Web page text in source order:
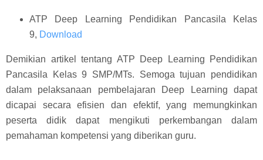
ATP Deep Learning Pendidikan Pancasila Kelas
9, Download
Demikian artikel tentang ATP Deep Learning Pendidikan
Pancasila Kelas 9 SMP/MTs. Semoga tujuan pendidikan
dalam pelaksanaan pembelajaran Deep Learning dapat
dicapai secara efisien dan efektif, yang memungkinkan
peserta didik dapat mengikuti perkembangan dalam
pemahaman kompetensi yang diberikan guru.